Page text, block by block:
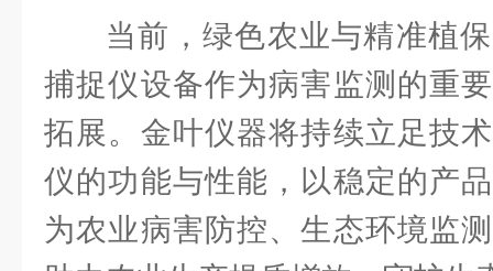
当前，绿色农业与精准植
捕捉仪设备作为病害监测的重
拓展。金叶仪器将持续立足技
仪的功能与性能，以稳定的产
为农业病害防控、生态环境监